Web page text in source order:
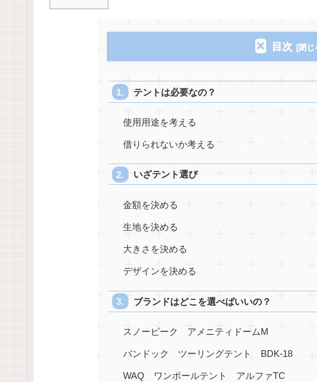
目次
テントは必要なの？
使用用途を考える
借りられないか考える
いざテント選び
金額を決める
生地を決める
大きさを決める
デザインを決める
ブランドはどこを選べばいいの？
スノーピーク アメニティドームM
バンドック ツーリングテント BDK-18
WAQ ワンポールテント アルファTC